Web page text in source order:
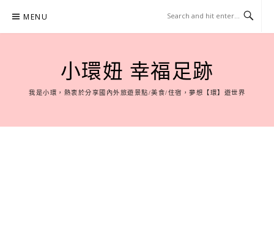
content
MENU
小環妞 幸福足跡
我是小環，熱衷於分享國內外旅遊景點/美食/住宿，夢想【環】遊世界